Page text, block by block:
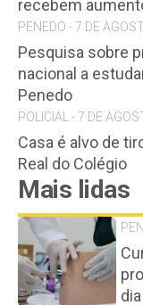
recebem
PENEDO - 7 DE
Pesquisa sobre
nacional a
Penedo
POLICIAL - 7 DE
Casa é alvo de
Real do Colégio
Mais lidas